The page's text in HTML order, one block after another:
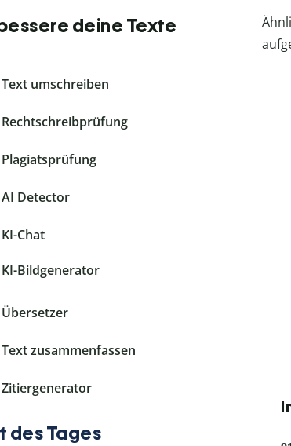
deine Texte
Text umschreiben
Rechtschreibprüfung
Plagiatsprüfung
AI Detector
KI-Chat
KI-Bildgenerator
Übersetzer
Text zusammenfassen
Zitiergenerator
des Tages